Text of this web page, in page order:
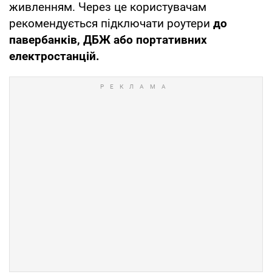
живленням. Через це користувачам
рекомендується підключати роутери до
павербанків, ДБЖ або портативних
електростанцій.